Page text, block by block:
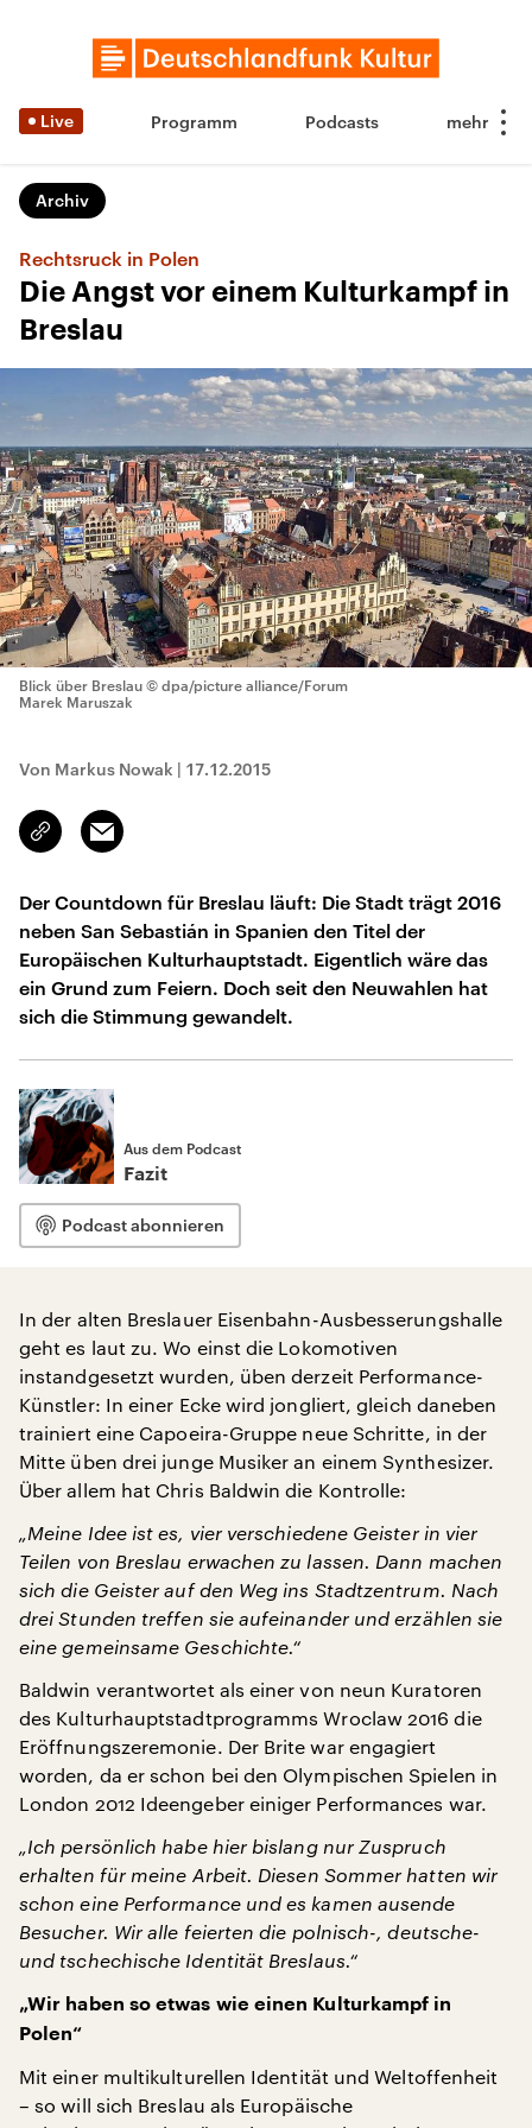
Live Programm Podcasts
Archiv
Rechtsruck in Polen
Die Angst vor einem Kulturkampf in
Breslau
Blick über Breslau © dpa/picture alliance/Forum
Marek Maruszak
Von Markus Nowak | 17.12.2015
Link
kopieren/teilen
Email
Der Countdown für Breslau läuft: Die Stadt trägt 2016
neben San Sebastián in Spanien den Titel der
Europäischen Kulturhauptstadt. Eigentlich wäre das
ein Grund zum Feiern. Doch seit den Neuwahlen hat
sich die Stimmung gewandelt.
Aus dem Podcast
Fazit
Podcast abonnieren
In der alten Breslauer Eisenbahn-Ausbesserungshalle
geht es laut zu. Wo einst die Lokomotiven
instandgesetzt wurden, üben derzeit Performance-
Künstler: In einer Ecke wird jongliert, gleich daneben
trainiert eine Capoeira-Gruppe neue Schritte, in der
Mitte üben drei junge Musiker an einem Synthesizer.
Über allem hat Chris Baldwin die Kontrolle:
„Meine Idee ist es, vier verschiedene Geister in vier
Teilen von Breslau erwachen zu lassen. Dann machen
sich die Geister auf den Weg ins Stadtzentrum. Nach
drei Stunden treffen sie aufeinander und erzählen sie
eine gemeinsame Geschichte.“
Baldwin verantwortet als einer von neun Kuratoren
des Kulturhauptstadtprogramms Wroclaw 2016 die
Eröffnungszeremonie. Der Brite war engagiert
worden, da er schon bei den Olympischen Spielen in
London 2012 Ideengeber einiger Performances war.
„Ich persönlich habe hier bislang nur Zuspruch
erhalten für meine Arbeit. Diesen Sommer hatten wir
schon eine Performance und es kamen ausende
Besucher. Wir alle feierten die polnisch-, deutsche-
und tschechische Identität Breslaus.“
„Wir haben so etwas wie einen Kulturkampf in
Polen“
Mit einer multikulturellen Identität und Weltoffenheit
– so will sich Breslau als Europäische